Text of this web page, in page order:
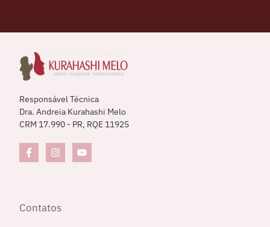
Responsável Técnica
Dra. Andreia Kurahashi Melo
CRM 17.990 - PR, RQE 11925
Contatos